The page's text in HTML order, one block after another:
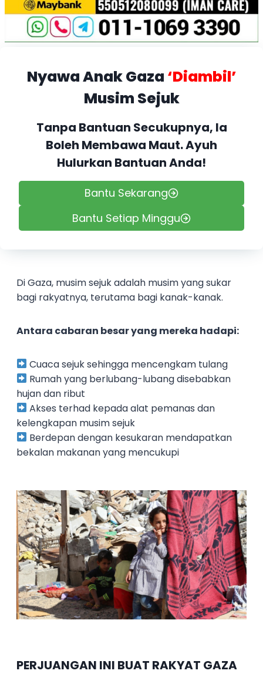
Nyawa Anak Gaza ‘Diambil’
Musim Sejuk
Tanpa Bantuan Secukupnya, Ia
Boleh Membawa Maut. Ayuh
Hulurkan Bantuan Anda!
Bantu Sekarang
Bantu Setiap Minggu
Di Gaza, musim sejuk adalah musim yang sukar
bagi rakyatnya, terutama bagi kanak-kanak.
Antara cabaran besar yang mereka hadapi:
Cuaca sejuk sehingga mencengkam tulang
Rumah yang berlubang-lubang disebabkan
hujan dan ribut
Akses terhad kepada alat pemanas dan
kelengkapan musim sejuk
Berdepan dengan kesukaran mendapatkan
bekalan makanan yang mencukupi
PERJUANGAN INI BUAT RAKYAT GAZA